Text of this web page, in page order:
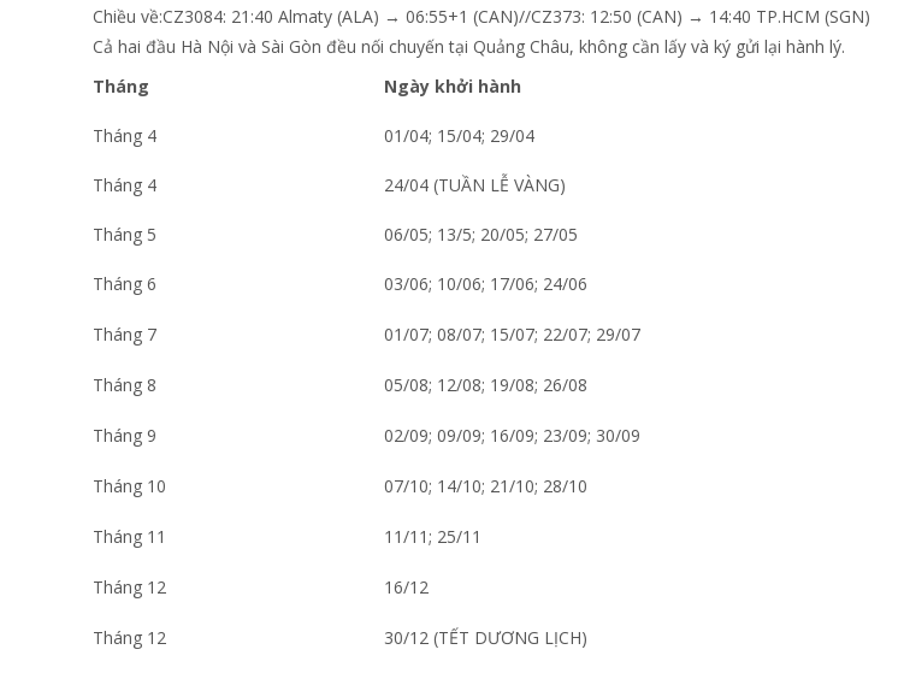
Chiều về:CZ3084: 21:40 Almaty (ALA) → 06:55+1 (CAN)//CZ373: 12:50 (CAN) → 14:40 TP.HCM (SGN)
Cả hai đầu Hà Nội và Sài Gòn đều nối chuyến tại Quảng Châu, không cần lấy và ký gửi lại hành lý.
Tháng
Ngày khởi hành
Tháng 4 01/04; 15/04; 29/04
Tháng 4 24/04 (TUẦN LỄ VÀNG)
Tháng 5 06/05; 13/5; 20/05; 27/05
Tháng 6 03/06; 10/06; 17/06; 24/06
Tháng 7 01/07; 08/07; 15/07; 22/07; 29/07
Tháng 8 05/08; 12/08; 19/08; 26/08
Tháng 9 02/09; 09/09; 16/09; 23/09; 30/09
Tháng 10 07/10; 14/10; 21/10; 28/10
Tháng 11 11/11; 25/11
Tháng 12 16/12
Tháng 12 30/12 (TẾT DƯƠNG LỊCH)